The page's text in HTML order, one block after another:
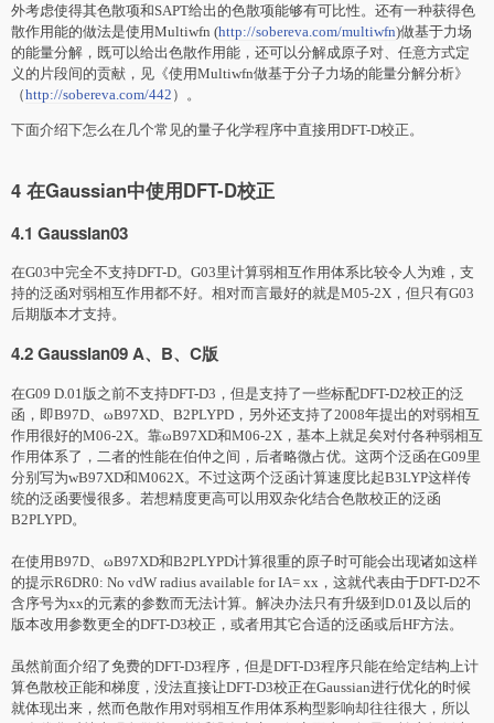
外考虑使得其色散项和SAPT给出的色散项能够有可比性。还有一种获得色
散作用能的做法是使用Multiwfn (http://sobereva.com/multiwfn)做基于力场
的能量分解，既可以给出色散作用能，还可以分解成原子对、任意方式定
义的片段间的贡献，见《使用Multiwfn做基于分子力场的能量分解分析》
（http://sobereva.com/442 ）。
下面介绍下怎么在几个常见的量子化学程序中直接用DFT-D校正。
4 在Gaussian中使用DFT-D校正
4.1 Gaussian03
在G03中完全不支持DFT-D。G03里计算弱相互作用体系比较令人为难，支
持的泛函对弱相互作用都不好。相对而言最好的就是M05-2X，但只有G03
后期版本才支持。
4.2 Gaussian09 A、B、C版
在G09 D.01版之前不支持DFT-D3，但是支持了一些标配DFT-D2校正的泛
函，即B97D、ωB97XD、B2PLYPD，另外还支持了2008年提出的对弱相互
作用很好的M06-2X。靠ωB97XD和M06-2X，基本上就足矣对付各种弱相互
作用体系了，二者的性能在伯仲之间，后者略微占优。这两个泛函在G09里
分别写为wB97XD和M062X。不过这两个泛函计算速度比起B3LYP这样传
统的泛函要慢很多。若想精度更高可以用双杂化结合色散校正的泛函
B2PLYPD。
在使用B97D、ωB97XD和B2PLYPD计算很重的原子时可能会出现诸如这样
的提示R6DR0: No vdW radius available for IA= xx，这就代表由于DFT-D2不
含序号为xx的元素的参数而无法计算。解决办法只有升级到D.01及以后的
版本改用参数更全的DFT-D3校正，或者用其它合适的泛函或后HF方法。
虽然前面介绍了免费的DFT-D3程序，但是DFT-D3程序只能在给定结构上计
算色散校正能和梯度，没法直接让DFT-D3校正在Gaussian进行优化的时候
就体现出来，然而色散作用对弱相互作用体系构型影响却往往很大，所以